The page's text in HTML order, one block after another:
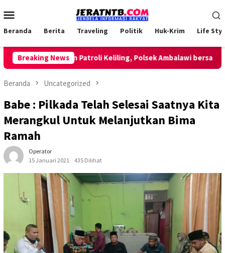
ke
Mobile
Beranda Berita Traveling Politik Huk-Krim Life
Breaking News
Lakukan Patroli Keliling, Polsek Ambalawi bersama TNI
Beranda Uncategorized
Babe : Pilkada Telah Selesai Saatnya Kita
Merangkul Untuk Melanjutkan Bima
Ramah
Operator
15 Januari 2021
435 Dilihat